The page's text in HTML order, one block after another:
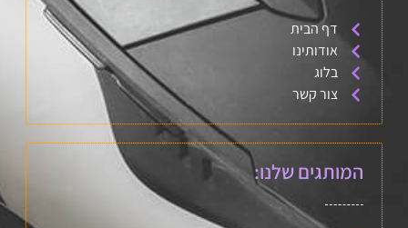
דף הבית
אודותינו
בלוג
צור קשר
המותגים שלנו: